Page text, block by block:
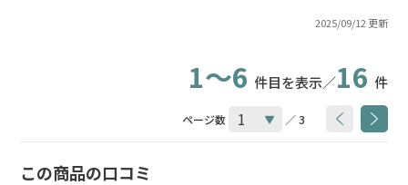
2025/09/12 更新
1～6 件目を表示／16 件
ページ数 ／ 3
この商品の口コミ